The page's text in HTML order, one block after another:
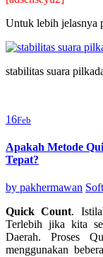
Untuk lebih jelasnya
stabilitas suara
16Feb
Apakah Metode
Tepat?
by pakhermawan
Quick Count.
Terlebih jika kita
Daerah. Proses
menggunakan